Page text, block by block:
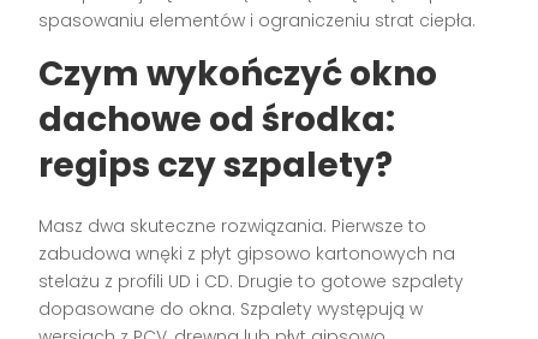
spasowaniu elementów i ograniczeniu strat ciepła.
Czym wykończyć okno
dachowe od środka:
regips czy szpalety?
Masz dwa skuteczne rozwiązania. Pierwsze to
zabudowa wnęki z płyt gipsowo kartonowych na
stelażu z profili UD i CD. Drugie to gotowe szpalety
dopasowane do okna. Szpalety występują w